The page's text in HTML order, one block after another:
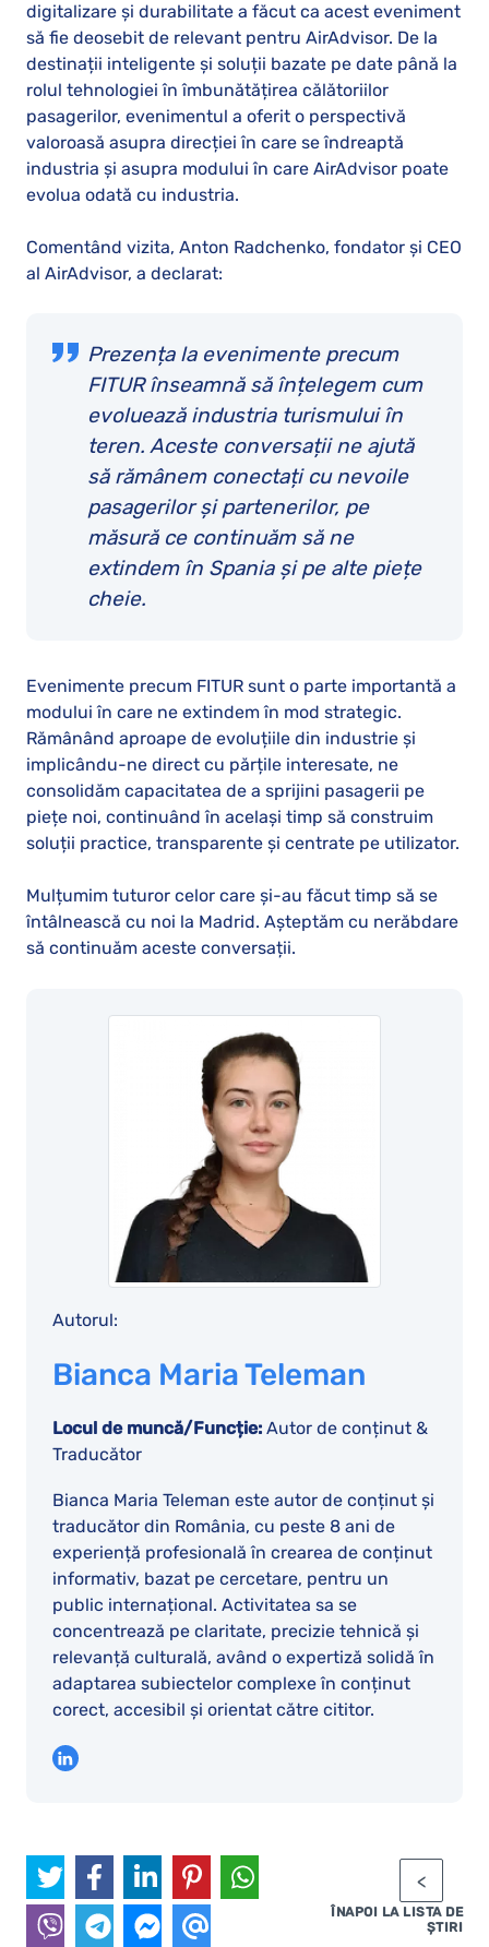
digitalizare și durabilitate a făcut ca acest eveniment
să fie deosebit de relevant pentru AirAdvisor. De la
destinații inteligente și soluții bazate pe date până la
rolul tehnologiei în îmbunătățirea călătoriilor
pasagerilor, evenimentul a oferit o perspectivă
valoroasă asupra direcției în care se îndreaptă
industria și asupra modului în care AirAdvisor poate
evolua odată cu industria.
Comentând vizita, Anton Radchenko, fondator și CEO
al AirAdvisor, a declarat:
Prezența la evenimente precum
FITUR înseamnă să înțelegem cum
evoluează industria turismului în
teren. Aceste conversații ne ajută
să rămânem conectați cu nevoile
pasagerilor și partenerilor, pe
măsură ce continuăm să ne
extindem în Spania și pe alte piețe
cheie.
Evenimente precum FITUR sunt o parte importantă a
modului în care ne extindem în mod strategic.
Rămânând aproape de evoluțiile din industrie și
implicându-ne direct cu părțile interesate, ne
consolidăm capacitatea de a sprijini pasagerii pe
piețe noi, continuând în același timp să construim
soluții practice, transparente și centrate pe utilizator.
Mulțumim tuturor celor care și-au făcut timp să se
întâlnească cu noi la Madrid. Așteptăm cu nerăbdare
să continuăm aceste conversații.
Autorul:
Bianca Maria Teleman
Locul de muncă/Funcție: Autor de conținut &
Traducător
Bianca Maria Teleman este autor de conținut și
traducător din România, cu peste 8 ani de
experiență profesională în crearea de conținut
informativ, bazat pe cercetare, pentru un
public internațional. Activitatea sa se
concentrează pe claritate, precizie tehnică și
relevanță culturală, având o expertiză solidă în
adaptarea subiectelor complexe în conținut
corect, accesibil și orientat către cititor.
ÎNAPOI LA LISTA DE
ȘTIRI